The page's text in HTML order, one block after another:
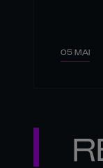
05 MAI